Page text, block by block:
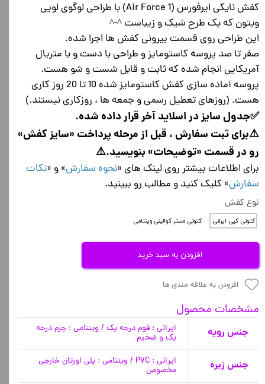
کفش نایکی ایرفورس (Air Force 1) با طراحی لوگوی لویی
ویتون که یک طرح شیک و زیباست ^-^
این طراحی روی قسمت بیرونی کفش ها اجرا شده.
صفر تا صد پروسه کاستومایز و طراحی با دست و با متریال
آمریکایی انجام شده که ثابت و قابل شست و شو هست.
پروسه آماده سازی کفش کاستومایز شده 10 تا 20 روز کاری
هست. (روزهای تعطیل رسمی و جمعه ها ، روزکاری نیستند.)
✅جدول سایز در اسلاید آخر قرار داده شده.
⚠️برای ثبت سفارش ، قبل از مرحله پرداخت «سایز کفش»
رو در قسمت «توضیحات» بنویسید.⚠️
برای اطلاعات بیشتر روی لینک های «نحوه سفارش» و «نکات
سفارش» کلیک کنید و مطالب رو ببینید.
نوع کفش
کتونی کپی ایرانی کتونی مستر کوالیتی ویتنامی
افزودن به سبد خرید
افزودن به علاقه مندی ها
مشخصات محصول
جنس رویه ایرانی : فوم درجه یک / ویتنامی : چرم درجه
یک و ضخیم
جنس زیره ایرانی : PVC / ویتنامی : پلی اورتان خارجی
مخصوص